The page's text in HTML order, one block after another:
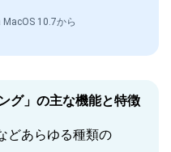
10.7から
グ」の主な機能と特徴
どあらゆる種類の